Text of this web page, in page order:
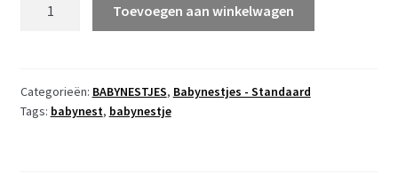
babynestje
wafelstofje
Toevoegen aan winkelwagen
Categorieën: BABYNESTJES, Babynestjes - Standaard
Tags: babynest, babynestje